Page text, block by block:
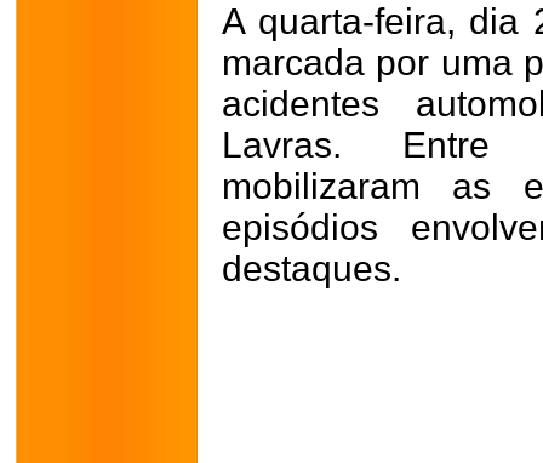
A quarta-feira, dia
marcada por uma
acidentes
Lavras. Entre
mobilizaram as
episódios
destaques.